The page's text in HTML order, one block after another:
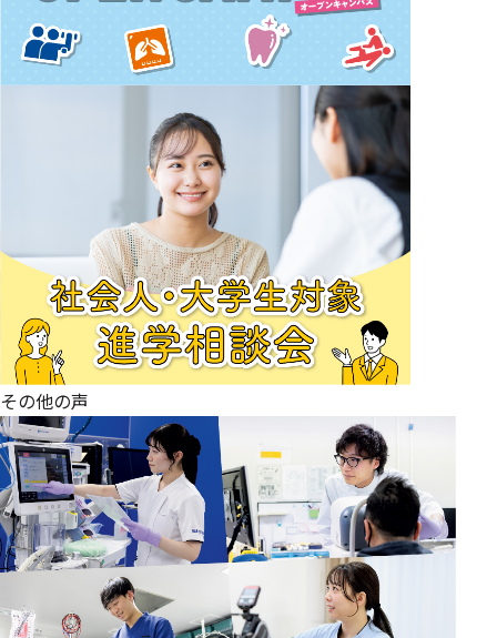
その他の声